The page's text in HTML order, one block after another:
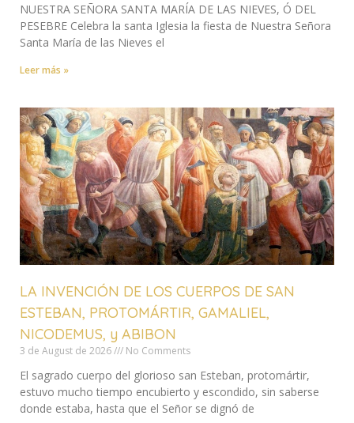
NUESTRA SEÑORA SANTA MARÍA DE LAS NIEVES, Ó DEL
PESEBRE Celebra la santa Iglesia la fiesta de Nuestra Señora
Santa María de las Nieves el
Leer más »
LA INVENCIÓN DE LOS CUERPOS DE SAN
ESTEBAN, PROTOMÁRTIR, GAMALIEL,
NICODEMUS, y ABIBON
3 de August de 2026 No Comments
El sagrado cuerpo del glorioso san Esteban, protomártir,
estuvo mucho tiempo encubierto y escondido, sin saberse
donde estaba, hasta que el Señor se dignó de